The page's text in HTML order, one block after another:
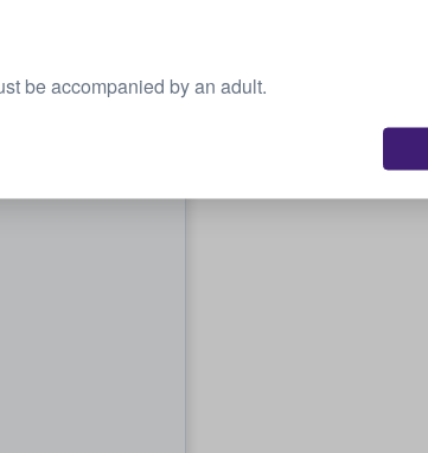
be accompanied by an adult.